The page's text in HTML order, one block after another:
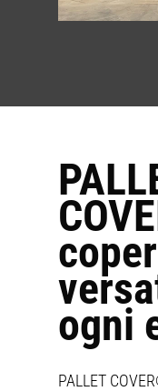
ogni
PALLET